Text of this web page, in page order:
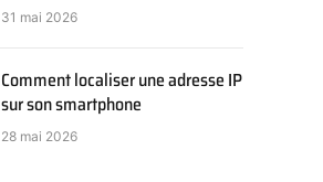
31 mai 2026
Comment localiser une adresse IP
sur son smartphone
28 mai 2026